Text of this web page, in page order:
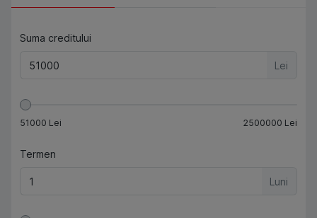
Suma creditului
Lei
51000 Lei 2500000 Lei
Termen
Luni